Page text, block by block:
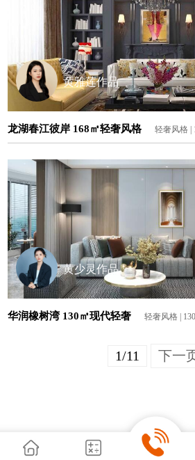
黄雅莲作品
龙湖春江彼岸 168㎡轻奢风格 轻奢风格 |
黄少灵作品
华润橡树湾 130㎡现代轻奢 轻奢风格 |
1/11 下一